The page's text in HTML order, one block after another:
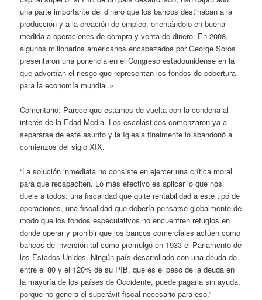
una parte importante del dinero que los bancos destinaban a la
producción y a la creación de empleo, orientándolo en buena
medida a operaciones de compra y venta de dinero. En 2008,
algunos millonarios americanos encabezados por George Soros
presentaron una ponencia en el Congreso estadounidense en la
que advertían el riesgo que representan los fondos de cobertura
para la economía mundial.»
Comentario: Parece que estamos de vuelta con la condena al
interés de la Edad Media. Los escolásticos comenzaron ya a
separarse de este asunto y la Iglesia finalmente lo abandonó a
comienzos del siglo XIX.
“La solución inmediata no consiste en ejercer una crítica moral
para que recapaciten. Lo más efectivo es aplicar lo que nos
duele a todos: una fiscalidad que quite rentabilidad a este tipo de
operaciones, una fiscalidad que debería pensarse globalmente de
modo que los fondos especulativos no encuentren refugios en
donde operar y prohibir que los bancos comerciales actúen como
bancos de inversión tal como promulgó en 1933 el Parlamento de
los Estados Unidos. Ningún país desarrollado con una deuda de
entre el 80 y el 120% de su PIB, que es el peso de la deuda en
la mayoría de los países de Occidente, puede pagarla sin ayuda,
porque no genera el superávit fiscal necesario para eso.”